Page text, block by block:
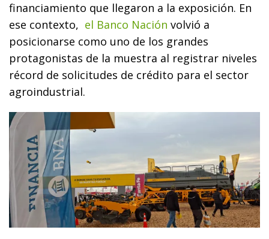
financiamiento que llegaron a la exposición. En
ese contexto, el Banco Nación volvió a
posicionarse como uno de los grandes
protagonistas de la muestra al registrar niveles
récord de solicitudes de crédito para el sector
agroindustrial.